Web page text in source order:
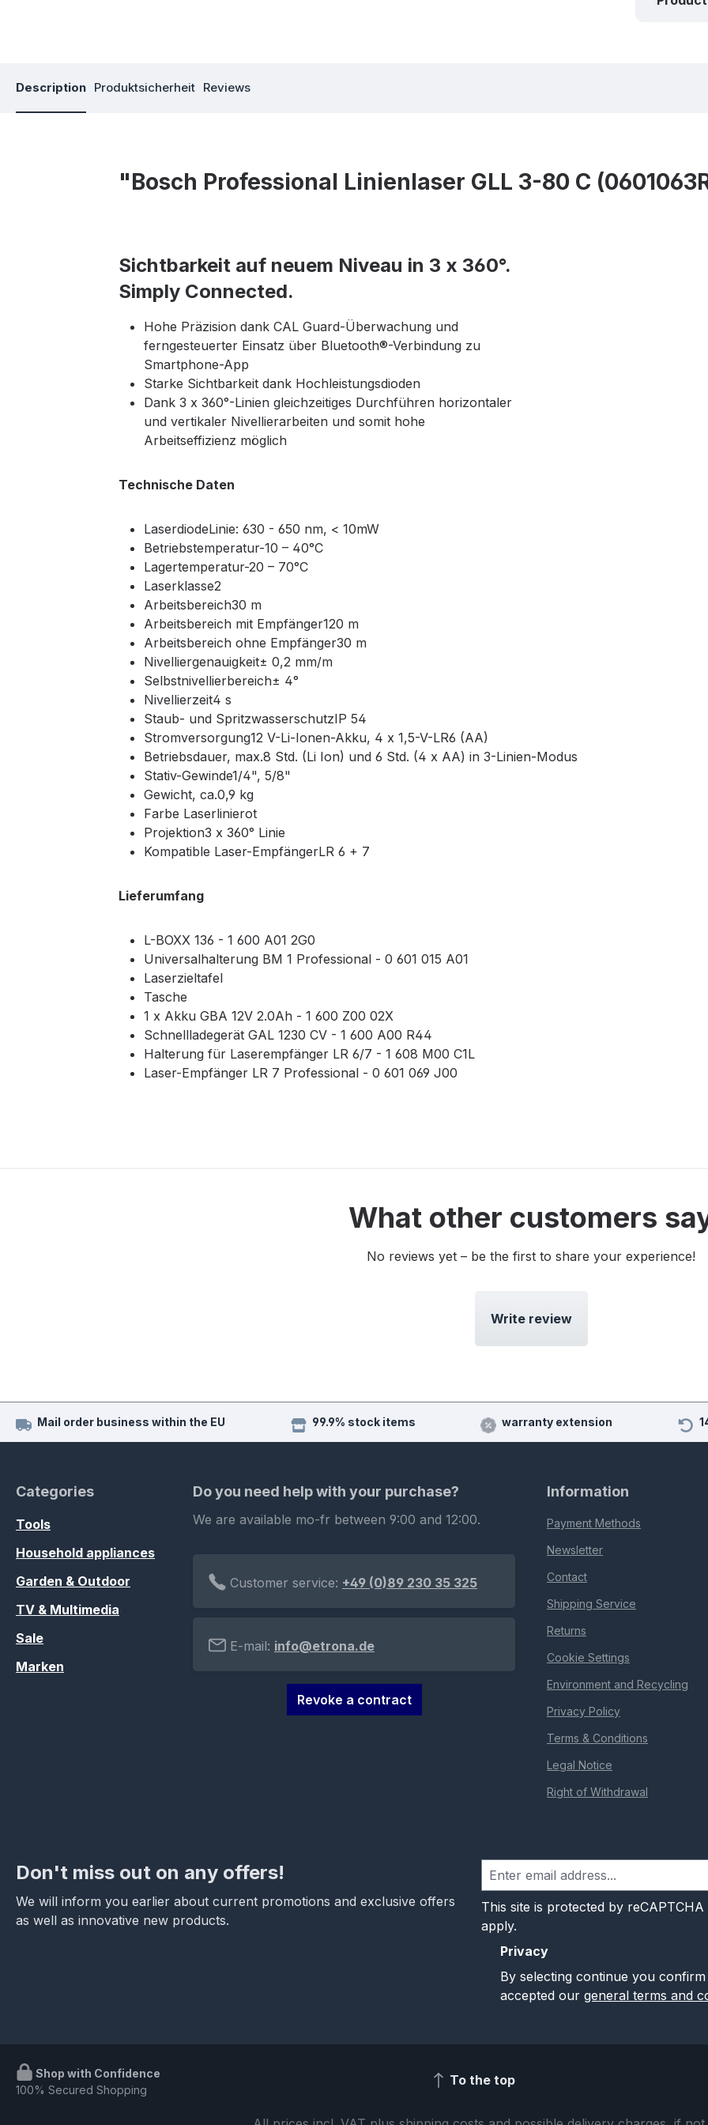
Description Produktsicherheit Reviews
"Bosch Professional Linienlaser GLL 3-80 C
Sichtbarkeit auf neuem Niveau in 3 x 360°.
Simply Connected.
Hohe Präzision dank CAL Guard-Überwachung und
ferngesteuerter Einsatz über Bluetooth®-Verbindung zu
Smartphone-App
Starke Sichtbarkeit dank Hochleistungsdioden
Dank 3 x 360°-Linien gleichzeitiges Durchführen horizontaler
und vertikaler Nivellierarbeiten und somit hohe
Arbeitseffizienz möglich
Technische Daten
LaserdiodeLinie: 630 - 650 nm, < 10mW
Betriebstemperatur-10 – 40°C
Lagertemperatur-20 – 70°C
Laserklasse2
Arbeitsbereich30 m
Arbeitsbereich mit Empfänger120 m
Arbeitsbereich ohne Empfänger30 m
Nivelliergenauigkeit± 0,2 mm/m
Selbstnivellierbereich± 4°
Nivellierzeit4 s
Staub- und SpritzwasserschutzIP 54
Stromversorgung12 V-Li-Ionen-Akku, 4 x 1,5-V-LR6 (AA)
Betriebsdauer, max.8 Std. (Li Ion) und 6 Std. (4 x AA) in 3-Linien-Modus
Stativ-Gewinde1/4", 5/8"
Gewicht, ca.0,9 kg
Farbe Laserlinierot
Projektion3 x 360° Linie
Kompatible Laser-EmpfängerLR 6 + 7
Lieferumfang
L-BOXX 136 - 1 600 A01 2G0
Universalhalterung BM 1 Professional - 0 601 015 A01
Laserzieltafel
Tasche
1 x Akku GBA 12V 2.0Ah - 1 600 Z00 02X
Schnellladegerät GAL 1230 CV - 1 600 A00 R44
Halterung für Laserempfänger LR 6/7 - 1 608 M00 C1L
Laser-Empfänger LR 7 Professional - 0 601 069 J00
What other customers
No reviews yet – be the first to share your experience!
Write review
Mail order business within the EU 99.9% stock items warranty extension
Categories
Tools
Household appliances
Garden & Outdoor
TV & Multimedia
Sale
Marken
Do you need help with your purchase?
We are available mo-fr between 9:00 and 12:00.
Customer service: +49 (0)89 230 35 325
E-mail: info@etrona.de
Revoke a contract
Information
Payment Methods
Newsletter
Contact
Shipping Service
Returns
Cookie Settings
Environment and Recycling
Privacy Policy
Terms & Conditions
Legal Notice
Right of Withdrawal
Don't miss out on any offers!
We will inform you earlier about current promotions and exclusive offers
as well as innovative new products.
This site is protected by
apply.
Privacy
By selecting continue you
accepted our general terms and
Shop with Confidence
100% Secured Shopping
To the top